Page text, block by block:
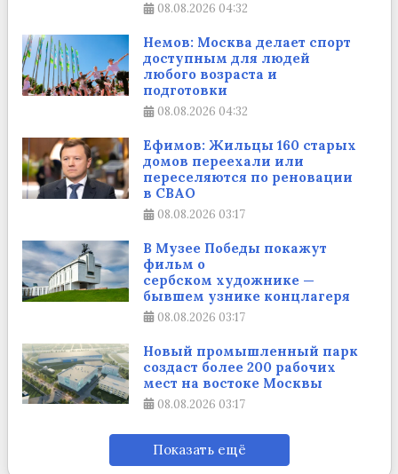
08.08.2026 04:32
Немов: Москва делает спорт
доступным для людей
любого возраста и
подготовки
08.08.2026 04:32
Ефимов: Жильцы 160 старых
домов переехали или
переселяются по реновации
в СВАО
08.08.2026 03:17
В Музее Победы покажут
фильм о
сербском художнике —
бывшем узнике концлагеря
08.08.2026 03:17
Новый промышленный парк
создаст более 200 рабочих
мест на востоке Москвы
08.08.2026 03:17
Показать ещё